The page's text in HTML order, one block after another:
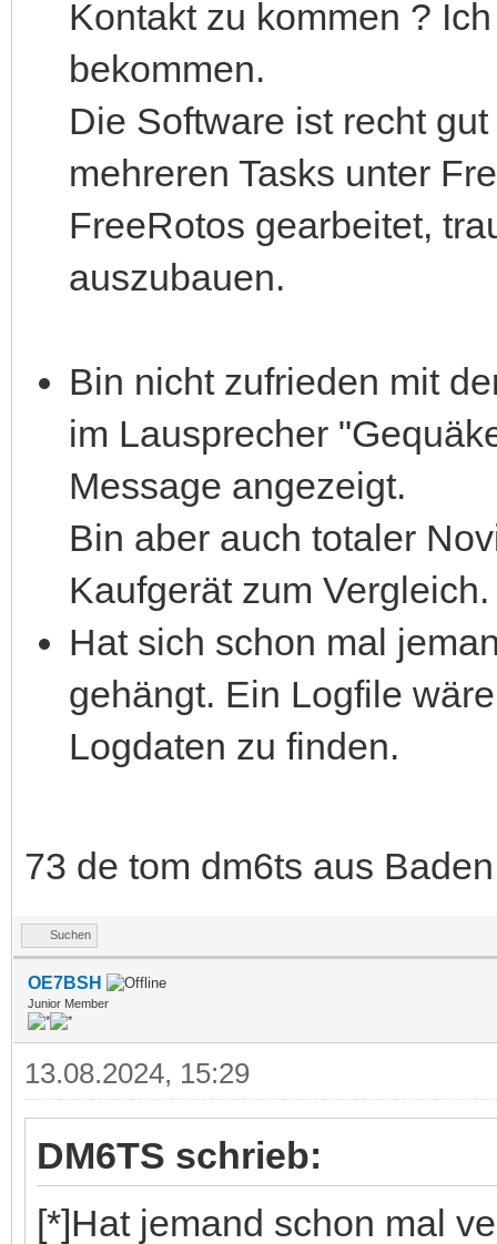
Kontakt zu kommen ?
bekommen.
Die Software ist recht
mehreren Tasks unter
FreeRotos gearbeitet,
auszubauen.
Bin nicht zufrieden mit
im Lausprecher
Message angezeigt.
Bin aber auch totaler
Kaufgerät zum Vergleich.
Hat sich schon mal
gehängt. Ein Logfile
Logdaten zu finden.
73 de tom dm6ts aus Baden
Suchen
OE7BSH
Junior Member
13.08.2024, 15:29
DM6TS schrieb:
[*]Hat jemand schon mal